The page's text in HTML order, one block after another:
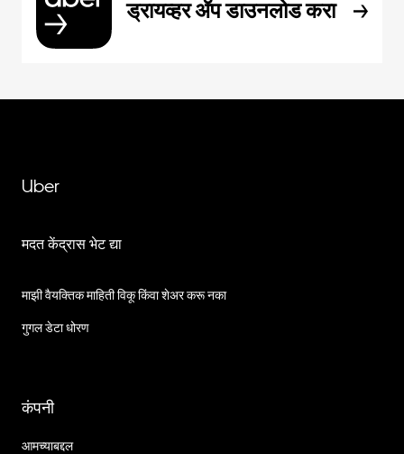
ड्रायव्हर ॲप डाउनलोड करा
Uber
मदत केंद्रास भेट द्या
माझी वैयक्तिक माहिती विकू किंवा शेअर करू नका
गुगल डेटा धोरण
कंपनी
आमच्याबद्दल